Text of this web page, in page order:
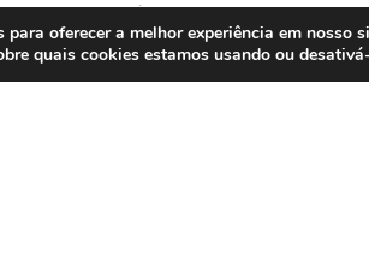
para o Brasil.
especialista!
para oferecer a melhor experiência em nosso
quais cookies estamos usando ou